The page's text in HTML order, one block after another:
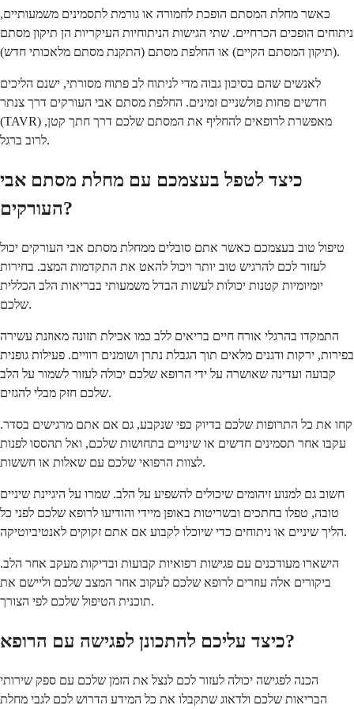
כאשר מחלת המסתם הופכת לחמורה או גורמת לתסמינים משמעותיים,
ניתוחים הופכים הכרחיים. שתי הגישות הניתוחיות העיקריות הן תיקון מסתם
(תיקון המסתם הקיים) או החלפת מסתם (התקנת מסתם מלאכותי חדש).
לאנשים שהם בסיכון גבוה מדי לניתוח לב פתוח מסורתי, ישנם הליכים
חדשים פחות פולשניים זמינים. החלפת מסתם אבי העורקים דרך צנתר
(TAVR) מאפשרת לרופאים להחליף את המסתם שלכם דרך חתך קטן,
לרוב ברגל.
כיצד לטפל בעצמכם עם מחלת מסתם אבי
העורקים?
טיפול טוב בעצמכם כאשר אתם סובלים ממחלת מסתם אבי העורקים יכול
לעזור לכם להרגיש טוב יותר ויכול להאט את התקדמות המצב. בחירות
יומיומיות קטנות יכולות לעשות הבדל משמעותי בבריאות הלב הכללית
שלכם.
התמקדו בהרגלי אורח חיים בריאים ללב כמו אכילת תזונה מאוזנת עשירה
בפירות, ירקות ודגנים מלאים תוך הגבלת נתרן ושומנים רוויים. פעילות גופנית
קבועה ועדינה שאושרה על ידי הרופא שלכם יכולה לעזור לשמור על הלב
שלכם חזק מבלי להגזים.
קחו את כל התרופות שלכם בדיוק כפי שנקבע, גם אם אתם מרגישים בסדר.
עקבו אחר תסמינים חדשים או שינויים בתחושות שלכם, ואל תהססו לפנות
לצוות הרפואי שלכם עם שאלות או חששות.
חשוב גם למנוע זיהומים שיכולים להשפיע על הלב. שמרו על היגיינת שיניים
טובה, טפלו בחתכים ובשריטות באופן מיידי והודיעו לרופא שלכם לפני כל
הליך שיניים או ניתוחים כדי שיוכלו לקבוע אם אתם זקוקים לאנטיביוטיקה.
הישארו מעודכנים עם פגישות רפואיות קבועות ובדיקות מעקב אחר הלב.
ביקורים אלה עוזרים לרופא שלכם לעקוב אחר המצב שלכם וליישם את
תוכנית הטיפול שלכם לפי הצורך.
כיצד עליכם להתכונן לפגישה עם הרופא?
הכנה לפגישה יכולה לעזור לכם לנצל את הזמן שלכם עם ספק שירותי
הבריאות שלכם ולדאוג שתקבלו את כל המידע הדרוש לכם לגבי מחלת